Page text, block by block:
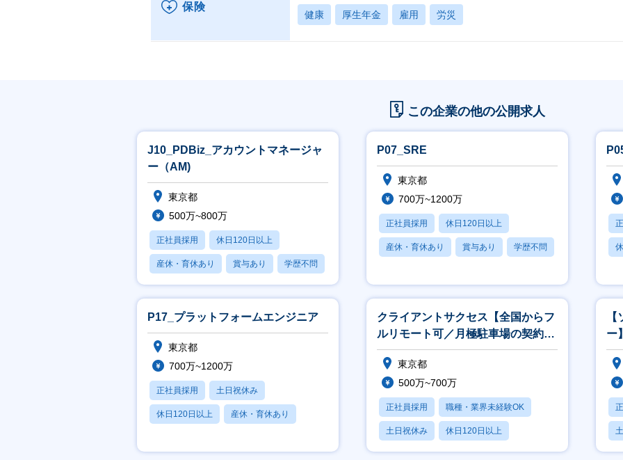
保険
健康 厚生年金 雇用 労災
この企業の他の公開求人
J10_PDBiz_アカウントマネージャ
ー（AM)
東京都
500万~800万
正社員採用 休日120日以上
産休・育休あり 賞与あり 学歴不問
P07_SRE
東京都
700万~1200万
正社員採用 休日120日以上
産休・育休あり 賞与あり 学歴不問
P17_プラットフォームエンジニア
東京都
700万~1200万
正社員採用 土日祝休み
休日120日以上 産休・育休あり
クライアントサクセス【全国からフ
ルリモート可／月極駐車場の契約～
振込をオンライン完結】
東京都
500万~700万
正社員採用 職種・業界未経験OK
土日祝休み 休日120日以上
産休・育休あり
ー
約